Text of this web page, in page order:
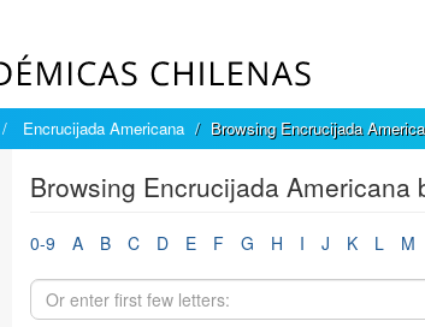
Encrucijada Americana Browsing Encrucijada
Browsing Encrucijada Americana
0-9 A B C D E F G H I J K L M